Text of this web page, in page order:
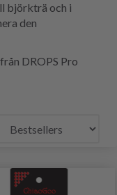
björkträ och i
den
DROPS Pro